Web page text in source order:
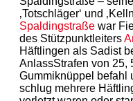
‚Totschläger‘ und
Spaldingstraße war
des Stützpunktleiters
Häftlingen als Sadist
AnlassStrafen von 25,
Gummiknüppel befahl
schlug mehrere